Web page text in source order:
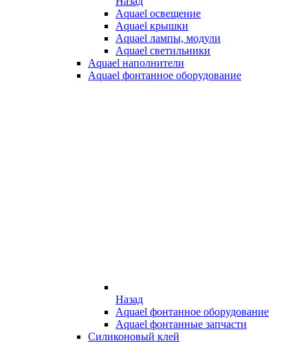
Aquael освещение
Aquael крышки
Aquael лампы, модули
Aquael светильники
Aquael наполнители
Aquael фонтанное оборудование
Назад
Aquael фонтанное оборудование
Aquael фонтанные запчасти
Силиконовый клей